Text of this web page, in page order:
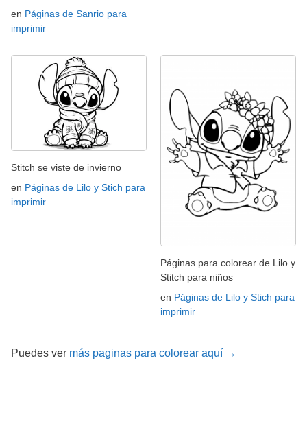
en Páginas de Sanrio para
imprimir
Stitch se viste de invierno
en Páginas de Lilo y Stich para
imprimir
Páginas para colorear de Lilo y
Stitch para niños
en Páginas de Lilo y Stich para
imprimir
Puedes ver más paginas para colorear aquí →